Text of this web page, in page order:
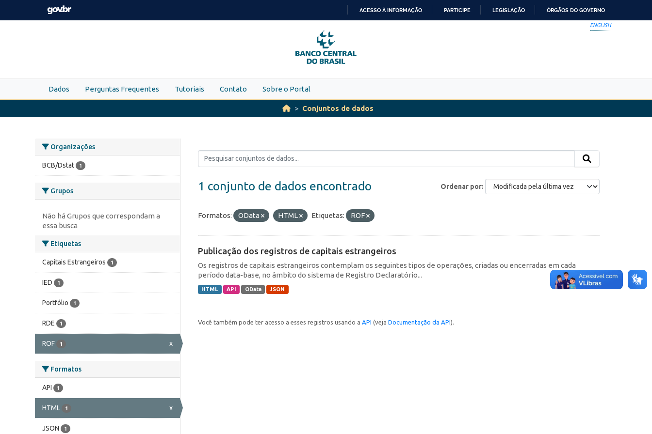
Skip to main content
PARA
O
CONTEÚDO
ACESSO À INFORMAÇÃO PARTICIPE LEGISLAÇÃO ÓRGÃOS DO GOVERNO
ENGLISH
Dados Perguntas Frequentes Tutoriais Contato Sobre o Portal
Conjuntos de dados
Organizações
BCB/Dstat 1
Grupos
Não há Grupos que correspondam a
essa busca
Etiquetas
Capitais Estrangeiros 1
IED 1
Portfólio 1
RDE 1
ROF 1 x
Formatos
API 1
HTML 1 x
JSON 1
Ordenar por
1 conjunto de dados encontrado
Formatos: OData HTML Etiquetas: ROF
Publicação dos registros de capitais estrangeiros
Os registros de capitais estrangeiros contemplam os seguintes tipos de operações, criadas ou encerradas em cada
período data-base, no âmbito do sistema de Registro Declaratório...
HTML API OData JSON
Você também pode ter acesso a esses registros usando a API (veja Documentação da API).